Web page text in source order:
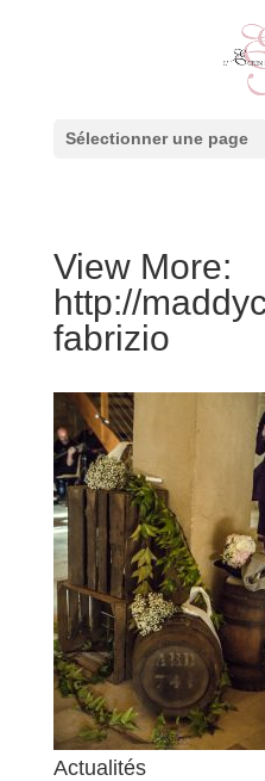
Sélectionner une page
View More:
http://
fabrizio
Actualités